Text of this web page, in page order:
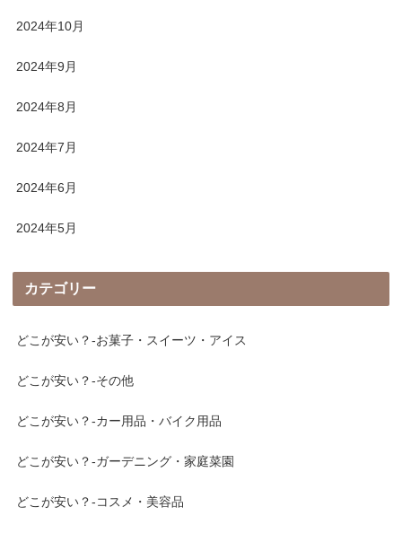
2024年10月
2024年9月
2024年8月
2024年7月
2024年6月
2024年5月
カテゴリー
どこが安い？-お菓子・スイーツ・アイス
どこが安い？-その他
どこが安い？-カー用品・バイク用品
どこが安い？-ガーデニング・家庭菜園
どこが安い？-コスメ・美容品